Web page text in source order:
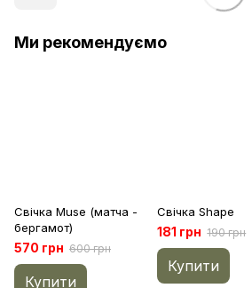
Ми рекомендуємо
Свічка Muse (матча -
бергамот)
570 грн 600 грн
Купити
Свічка Shape
181 грн 190 грн
Купити